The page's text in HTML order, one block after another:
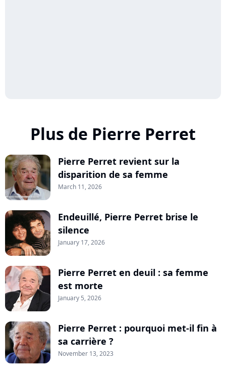
Plus de Pierre Perret
Pierre Perret revient sur la
disparition de sa femme
March 11, 2026
Endeuillé, Pierre Perret brise le
silence
January 17, 2026
Pierre Perret en deuil : sa femme
est morte
January 5, 2026
Pierre Perret : pourquoi met-il fin à
sa carrière ?
November 13, 2023